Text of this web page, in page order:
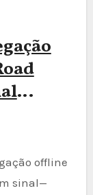
sinal—